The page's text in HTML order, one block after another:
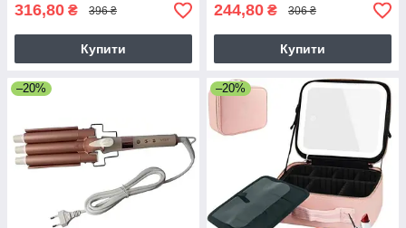
316,80 ₴ 396 ₴
Купити
244,80 ₴ 306 ₴
Купити
–20% –20%